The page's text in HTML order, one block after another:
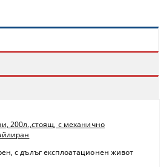
200л.,стоящ, с механично
с дълъг експлоатационен живот